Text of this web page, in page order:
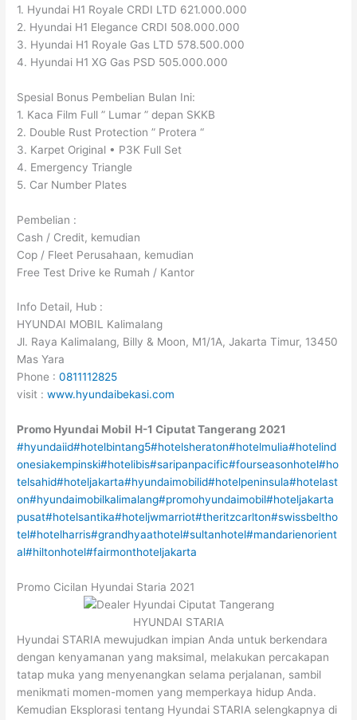
1. Hyundai H1 Royale CRDI LTD 621.000.000
2. Hyundai H1 Elegance CRDI 508.000.000
3. Hyundai H1 Royale Gas LTD 578.500.000
4. Hyundai H1 XG Gas PSD 505.000.000
Spesial Bonus Pembelian Bulan Ini:
1. Kaca Film Full ” Lumar ” depan SKKB
2. Double Rust Protection ” Protera “
3. Karpet Original • P3K Full Set
4. Emergency Triangle
5. Car Number Plates
Pembelian :
Cash / Credit, kemudian
Cop / Fleet Perusahaan, kemudian
Free Test Drive ke Rumah / Kantor
Info Detail, Hub :
HYUNDAI MOBIL Kalimalang
Jl. Raya Kalimalang, Billy & Moon, M1/1A, Jakarta Timur, 13450
Mas Yara
Phone :0811112825
visit :www.hyundaibekasi.com
Promo Hyundai Mobil H-1CiputatTangerang 2021
#hyundaiid#hotelbintang5#hotelsheraton#hotelmulia#hotelind
onesiakempinski#hotelibis#saripanpacific#fourseasonhotel#ho
telsahid#hoteljakarta#hyundaimobilid#hotelpeninsula#hotelast
on#hyundaimobilkalimalang#promohyundaimobil#hoteljakarta
pusat#hotelsantika#hoteljwmarriot#theritzcarlton#swissbeltho
tel#hotelharris#grandhyaathotel#sultanhotel#mandarienorient
al#hiltonhotel#fairmonthoteljakarta
Promo Cicilan Hyundai Staria 2021
HYUNDAI STARIA
Hyundai STARIA mewujudkan impian Anda untuk berkendara
dengan kenyamanan yang maksimal, melakukan percakapan
tatap muka yang menyenangkan selama perjalanan, sambil
menikmati momen-momen yang memperkaya hidup Anda.
Kemudian Eksplorasi tentang Hyundai STARIA selengkapnya di